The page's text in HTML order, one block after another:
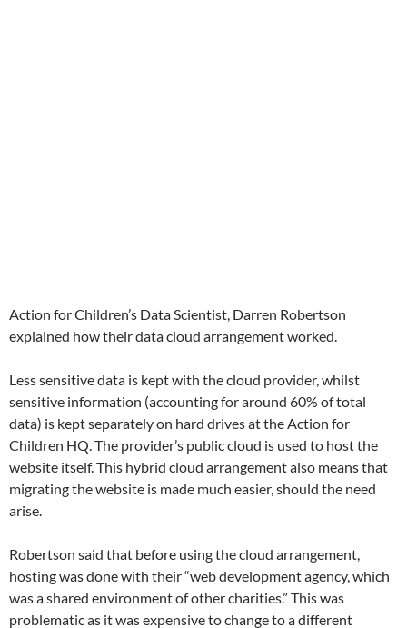
Action for Children’s Data Scientist, Darren Robertson
explained how their data cloud arrangement worked.
Less sensitive data is kept with the cloud provider, whilst
sensitive information (accounting for around 60% of total
data) is kept separately on hard drives at the Action for
Children HQ. The provider’s public cloud is used to host the
website itself. This hybrid cloud arrangement also means that
migrating the website is made much easier, should the need
arise.
Robertson said that before using the cloud arrangement,
hosting was done with their “web development agency, which
was a shared environment of other charities.” This was
problematic as it was expensive to change to a different